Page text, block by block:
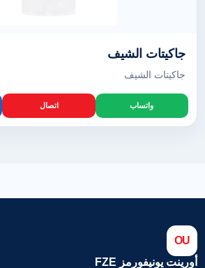
جاكيتات الشيف
جاكيتات الشيف
واتساب اتصال
OU
أورينت يونيفورمز FZE